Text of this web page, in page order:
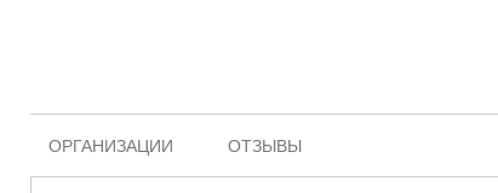
ОРГАНИЗАЦИИ ОТЗЫВЫ